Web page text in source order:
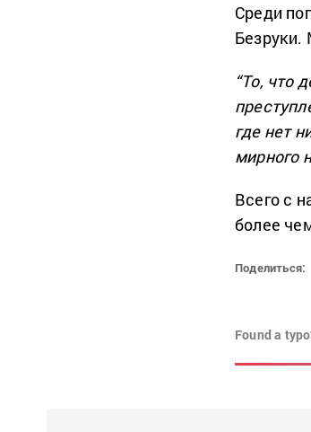
Среди
Безруки.
“То, что
где нет
мирного
Всего с
более
Поделиться:
Found a